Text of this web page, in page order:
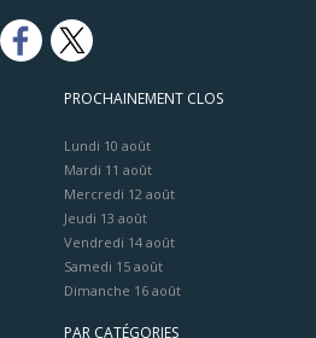
PROCHAINEMENT CLOS
Lundi 10 août
Mardi 11 août
Mercredi 12 août
Jeudi 13 août
Vendredi 14 août
Samedi 15 août
Dimanche 16 août
PAR CATÉGORIES